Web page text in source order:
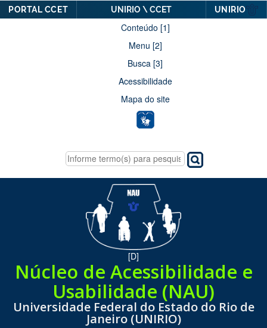
PORTAL CCET UNIRIO \ CCET UNIRIO
Conteúdo [1]
Menu [2]
Busca [3]
Acessibilidade
Mapa do site
[D]
Núcleo de Acessibilidade e
Usabilidade (NAU)
Universidade Federal do Estado do Rio de
Janeiro (UNIRIO)